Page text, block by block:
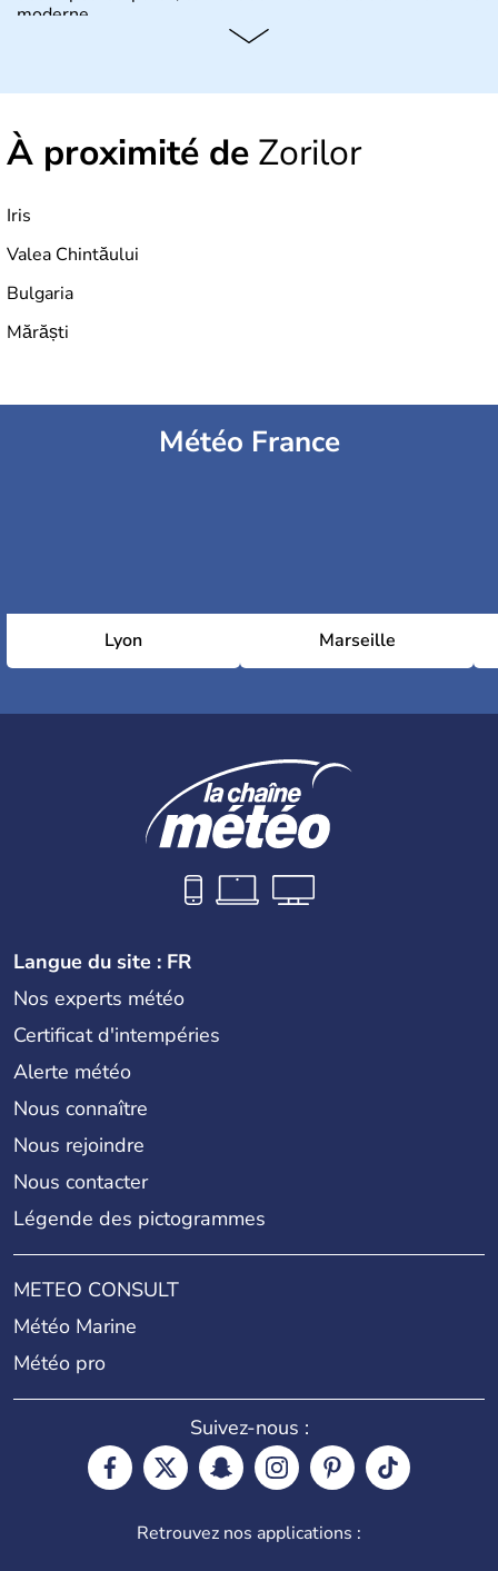
moderne.
À proximité de Zorilor
Iris
Valea Chintăului
Bulgaria
Mărăști
Météo France
Lyon Marseille
Langue du site : FR
Nos experts météo
Certificat d'intempéries
Alerte météo
Nous connaître
Nous rejoindre
Nous contacter
Légende des pictogrammes
METEO CONSULT
Météo Marine
Météo pro
Suivez-nous :
Retrouvez nos applications :